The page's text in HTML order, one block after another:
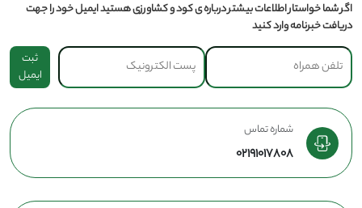
اگر شما خواستار اطلاعات بیشتر درباره ی کود و کشاورزی هستید ایمیل خود را جهت
دریافت خبرنامه وارد کنید
ثبت
ایمیل
شماره تماس
02191017808